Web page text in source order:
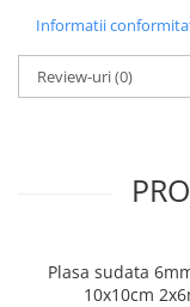
Informatii
Review-uri(0)
Plasa sudata
10x10cm